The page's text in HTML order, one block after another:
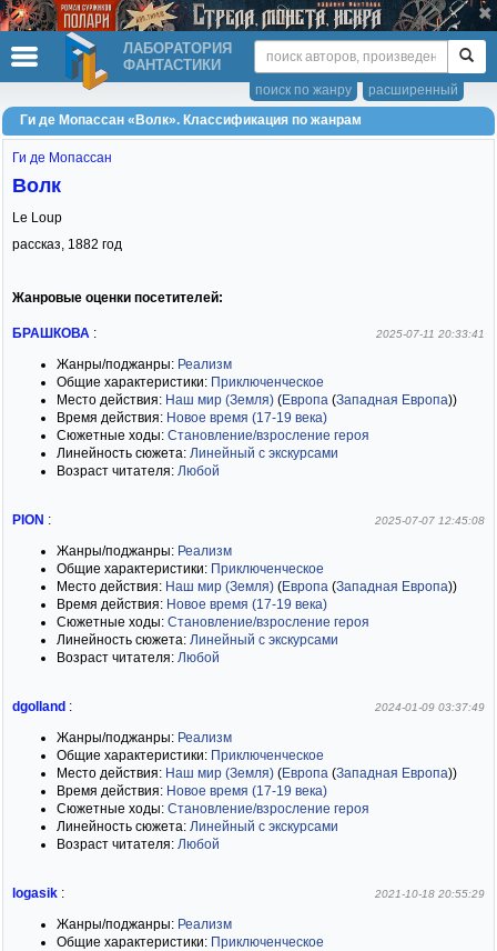
ЛАБОРАТОРИЯ
ФАНТАСТИКИ
расширенный
поиск по жанру
Ги де Мопассан «Волк». Классификация по жанрам
Ги де Мопассан
Волк
Le Loup
рассказ, 1882 год
Жанровые оценки посетителей:
БРАШКОВА : 2025-07-11 20:33:41
Жанры/поджанры: Реализм
Общие характеристики: Приключенческое
Место действия: Наш мир (Земля) (Европа (Западная Европа))
Время действия: Новое время (17-19 века)
Сюжетные ходы: Становление/взросление героя
Линейность сюжета: Линейный с экскурсами
Возраст читателя: Любой
PION : 2025-07-07 12:45:08
Жанры/поджанры: Реализм
Общие характеристики: Приключенческое
Место действия: Наш мир (Земля) (Европа (Западная Европа))
Время действия: Новое время (17-19 века)
Сюжетные ходы: Становление/взросление героя
Линейность сюжета: Линейный с экскурсами
Возраст читателя: Любой
dgolland : 2024-01-09 03:37:49
Жанры/поджанры: Реализм
Общие характеристики: Приключенческое
Место действия: Наш мир (Земля) (Европа (Западная Европа))
Время действия: Новое время (17-19 века)
Сюжетные ходы: Становление/взросление героя
Линейность сюжета: Линейный с экскурсами
Возраст читателя: Любой
logasik : 2021-10-18 20:55:29
Жанры/поджанры: Реализм
Общие характеристики: Приключенческое